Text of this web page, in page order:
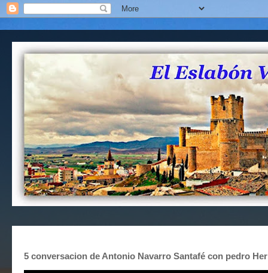
5 conversacion de Antonio Navarro Santafé con pedro